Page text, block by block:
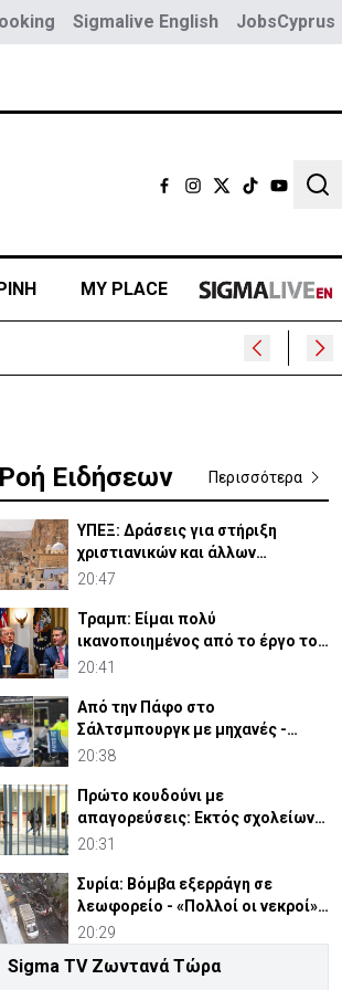
Sigmalive English JobsCyprus
MY PLACE
Ροή Ειδήσεων Περισσότερα
ΥΠΕΞ: Δράσεις για στήριξη
χριστιανικών και άλλων
κοινοτήτων στη Μέση Ανατολή
20:47
Τραμπ: Είμαι πολύ
ικανοποιημένος από το έργο του
Χέγκσεθ στο Υπ. Άμυνας
20:41
Από την Πάφο στο
Σάλτσμπουργκ με μηχανές -
6.000 χιλιόμετρα για την ομάδα
20:38
Πρώτο κουδούνι με
απαγορεύσεις: Εκτός σχολείων
εμβλήματα κομμάτων και
20:31
Συρία: Βόμβα εξερράγη σε
λεωφορείο - «Πολλοί οι νεκροί»
(ΒΙΝΤΕΟ)
20:29
Πρόεδρος ΚΟΑΕ: Θα κάνω ό,τι
Sigma TV Ζωντανά Τώρα